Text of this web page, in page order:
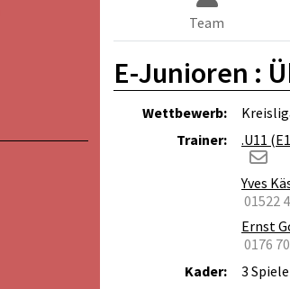
Team
E-Junioren :
Wettbewerb:
Trainer:
.U11
Yves
01522
Ernst
0176
Kader:
3